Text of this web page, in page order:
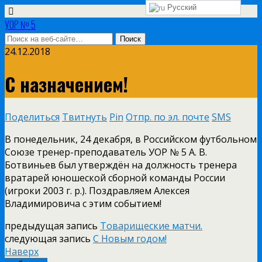
УОР № 5
24.12.2018
С назначением!
Поделиться Твитнуть Pin Отпр. по эл. почте SMS
В понедельник, 24 декабря, в Российском футбольном
Союзе тренер-преподаватель УОР № 5 А. В.
Ботвиньев был утверждён на должность тренера
вратарей юношеской сборной команды России
(игроки 2003 г. р.). Поздравляем Алексея
Владимировича с этим событием!
предыдущая запись Товарищеские матчи.
следующая запись С Новым годом!
Русский
Наверх